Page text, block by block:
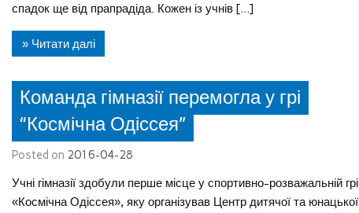
спадок ще від прапрадіда. Кожен із учнів […]
» Читати далі
Команда гімназії перемогла у грі
“Космічна Одіссея”
Posted on 2016-04-28
Учні гімназії здобули перше місце у спортивно-розважальній грі
«Космічна Одіссея», яку організував Центр дитячої та юнацької